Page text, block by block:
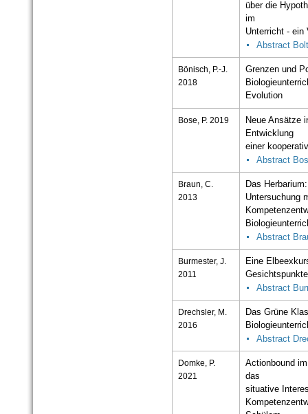
über die
im
Unterricht - ein
Abstract
Bönisch, P.-J.
2018
Grenzen und
Evolution
Bose, P. 2019
Neue Ansätze
Entwicklung
einer
Abstract
Braun, C.
2013
Das
Untersuchung
Abstract
Burmester, J.
2011
Eine
Abstract
Drechsler, M.
2016
Das Grüne
Abstract
Domke, P.
2021
Actionbound
das
situative